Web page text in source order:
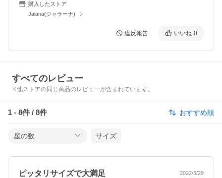
購入したストア
Jalana(ジャラーナ)
違反報告 いいね 0
すべてのレビュー
※他ストアの同じ商品のレビューが含まれています。
1 - 8件 / 8件 おすすめ順
星の数 サイズ
ピッタリサイズで大満足 2022/3/29